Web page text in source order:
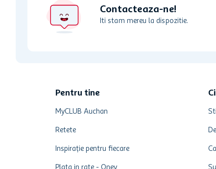
Contacteaza-ne!
Iti stam mereu la dispozitie.
Pentru tine
MyCLUB Auchan
Retete
Inspirație pentru fiecare